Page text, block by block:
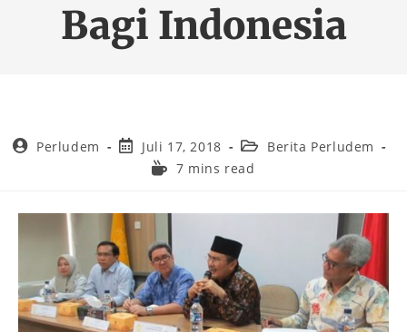
Bagi Indonesia
Perludem Juli 17, 2018
Berita Perludem
7 mins read